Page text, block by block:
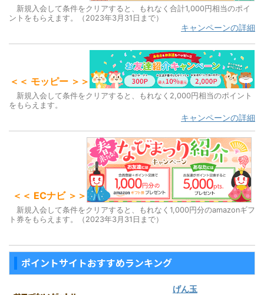
新規入会して条件をクリアすると、もれなく合計1,000円相当のポイ
ントをもらえます。（2023年3月31日まで）
キャンペーンの詳細
＜＜ モッピー ＞＞
新規入会して条件をクリアすると、もれなく2,000円相当のポイント
をもらえます。
キャンペーンの詳細
＜＜ ECナビ ＞＞
新規入会して条件をクリアすると、もれなく1,000円分のamazonギフ
ト券をもらえます。（2023年3月31日まで）
ポイントサイトおすすめランキング
げん玉